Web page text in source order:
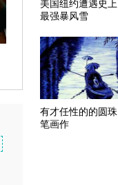
美国纽约遭遇史上
最强暴风雪
有才任性的的圆珠
笔画作